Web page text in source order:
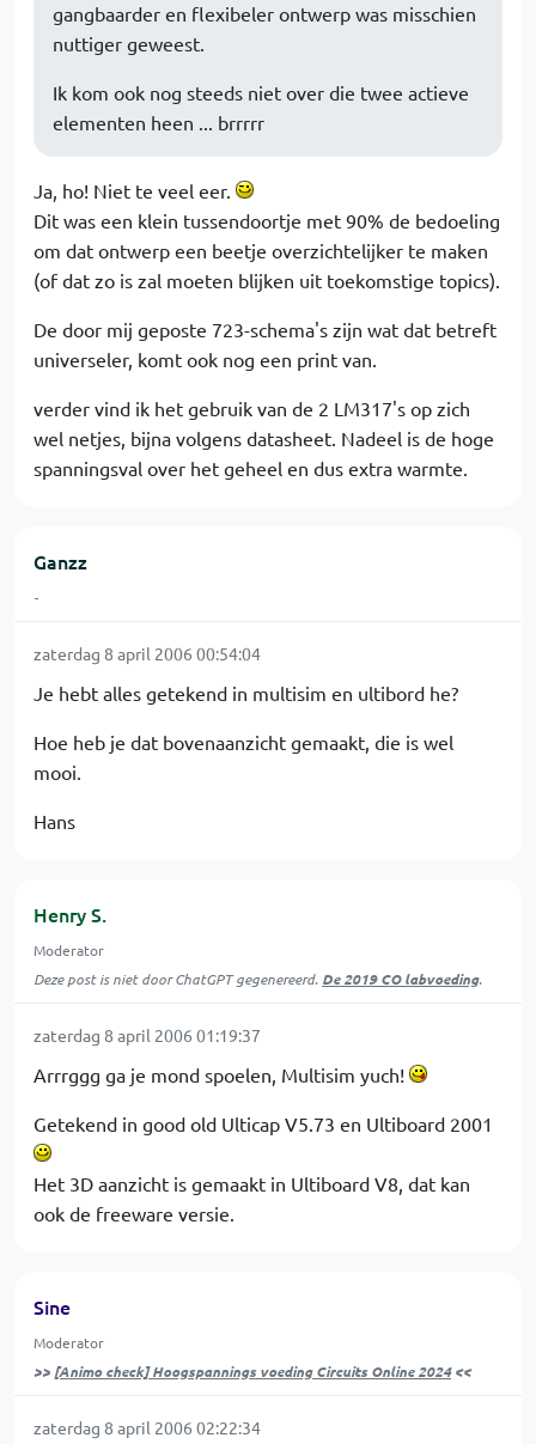
gangbaarder en flexibeler ontwerp was misschien
nuttiger geweest.
Ik kom ook nog steeds niet over die twee actieve
elementen heen ... brrrrr
Ja, ho! Niet te veel eer.
Dit was een klein tussendoortje met 90% de bedoeling
om dat ontwerp een beetje overzichtelijker te maken
(of dat zo is zal moeten blijken uit toekomstige topics).
De door mij geposte 723-schema's zijn wat dat betreft
universeler, komt ook nog een print van.
verder vind ik het gebruik van de 2 LM317's op zich
wel netjes, bijna volgens datasheet. Nadeel is de hoge
spanningsval over het geheel en dus extra warmte.
Ganzz
-
zaterdag 8 april 2006 00:54:04
Je hebt alles getekend in multisim en ultibord he?
Hoe heb je dat bovenaanzicht gemaakt, die is wel
mooi.
Hans
Henry S.
Moderator
Deze post is niet door ChatGPT gegenereerd. De 2019 CO labvoeding.
zaterdag 8 april 2006 01:19:37
Arrrggg ga je mond spoelen, Multisim yuch!
Getekend in good old Ulticap V5.73 en Ultiboard 2001
Het 3D aanzicht is gemaakt in Ultiboard V8, dat kan
ook de freeware versie.
Sine
Moderator
>> [Animo check] Hoogspannings voeding Circuits Online 2024<<
zaterdag 8 april 2006 02:22:34